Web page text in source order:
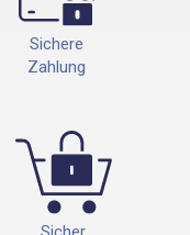
Sichere
Zahlung